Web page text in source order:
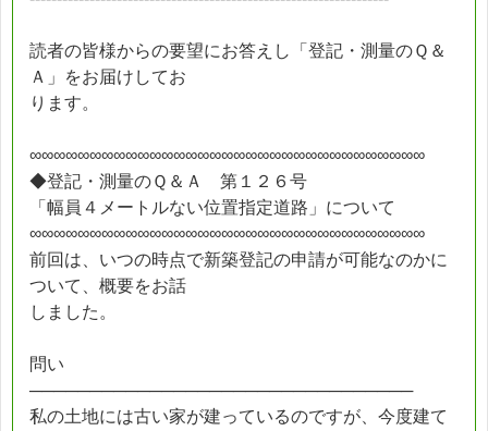
読者の皆様からの要望にお答えし「登記・測量のＱ＆
Ａ」をお届けしてお
ります。
∞∞∞∞∞∞∞∞∞∞∞∞∞∞∞∞∞∞∞∞∞∞∞∞∞∞∞∞∞∞∞∞∞
◆登記・測量のＱ＆Ａ 第１２６号
「幅員４メートルない位置指定道路」について
∞∞∞∞∞∞∞∞∞∞∞∞∞∞∞∞∞∞∞∞∞∞∞∞∞∞∞∞∞∞∞∞∞
前回は、いつの時点で新築登記の申請が可能なのかに
ついて、概要をお話
しました。
問い
────────────────────────────────
私の土地には古い家が建っているのですが、今度建て